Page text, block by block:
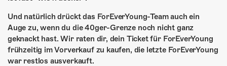
Und natürlich drückt das ForEverYoung-Team auch ein
Auge zu, wenn du die 40ger-Grenze noch nicht ganz
geknackt hast. Wir raten dir, dein Ticket für ForEverYoung
frühzeitig im Vorverkauf zu kaufen, die letzte ForEverYoung
war restlos ausverkauft.